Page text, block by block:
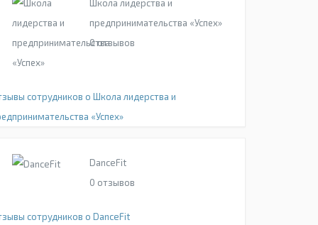
Школа лидерства и
предпринимательства «Успех»
0отзывов
сотрудников о Школа лидерства и
«Успех»
DanceFit
0 отзывов
сотрудников о DanceFit